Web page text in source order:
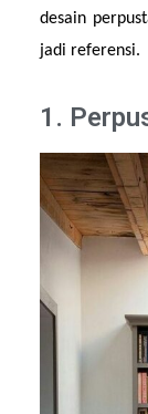
desain
jadi referensi.
1.